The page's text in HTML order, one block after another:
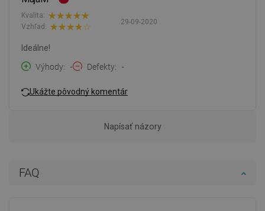
FAQ
29-09-2020
Kvalita:
Vzhľad:
Ideálne!
Výhody
- Defekty -
Ukážte pôvodný komentár
Napísať názory